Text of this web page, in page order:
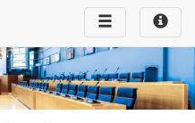
Toggle
infos
Toggle
navigation